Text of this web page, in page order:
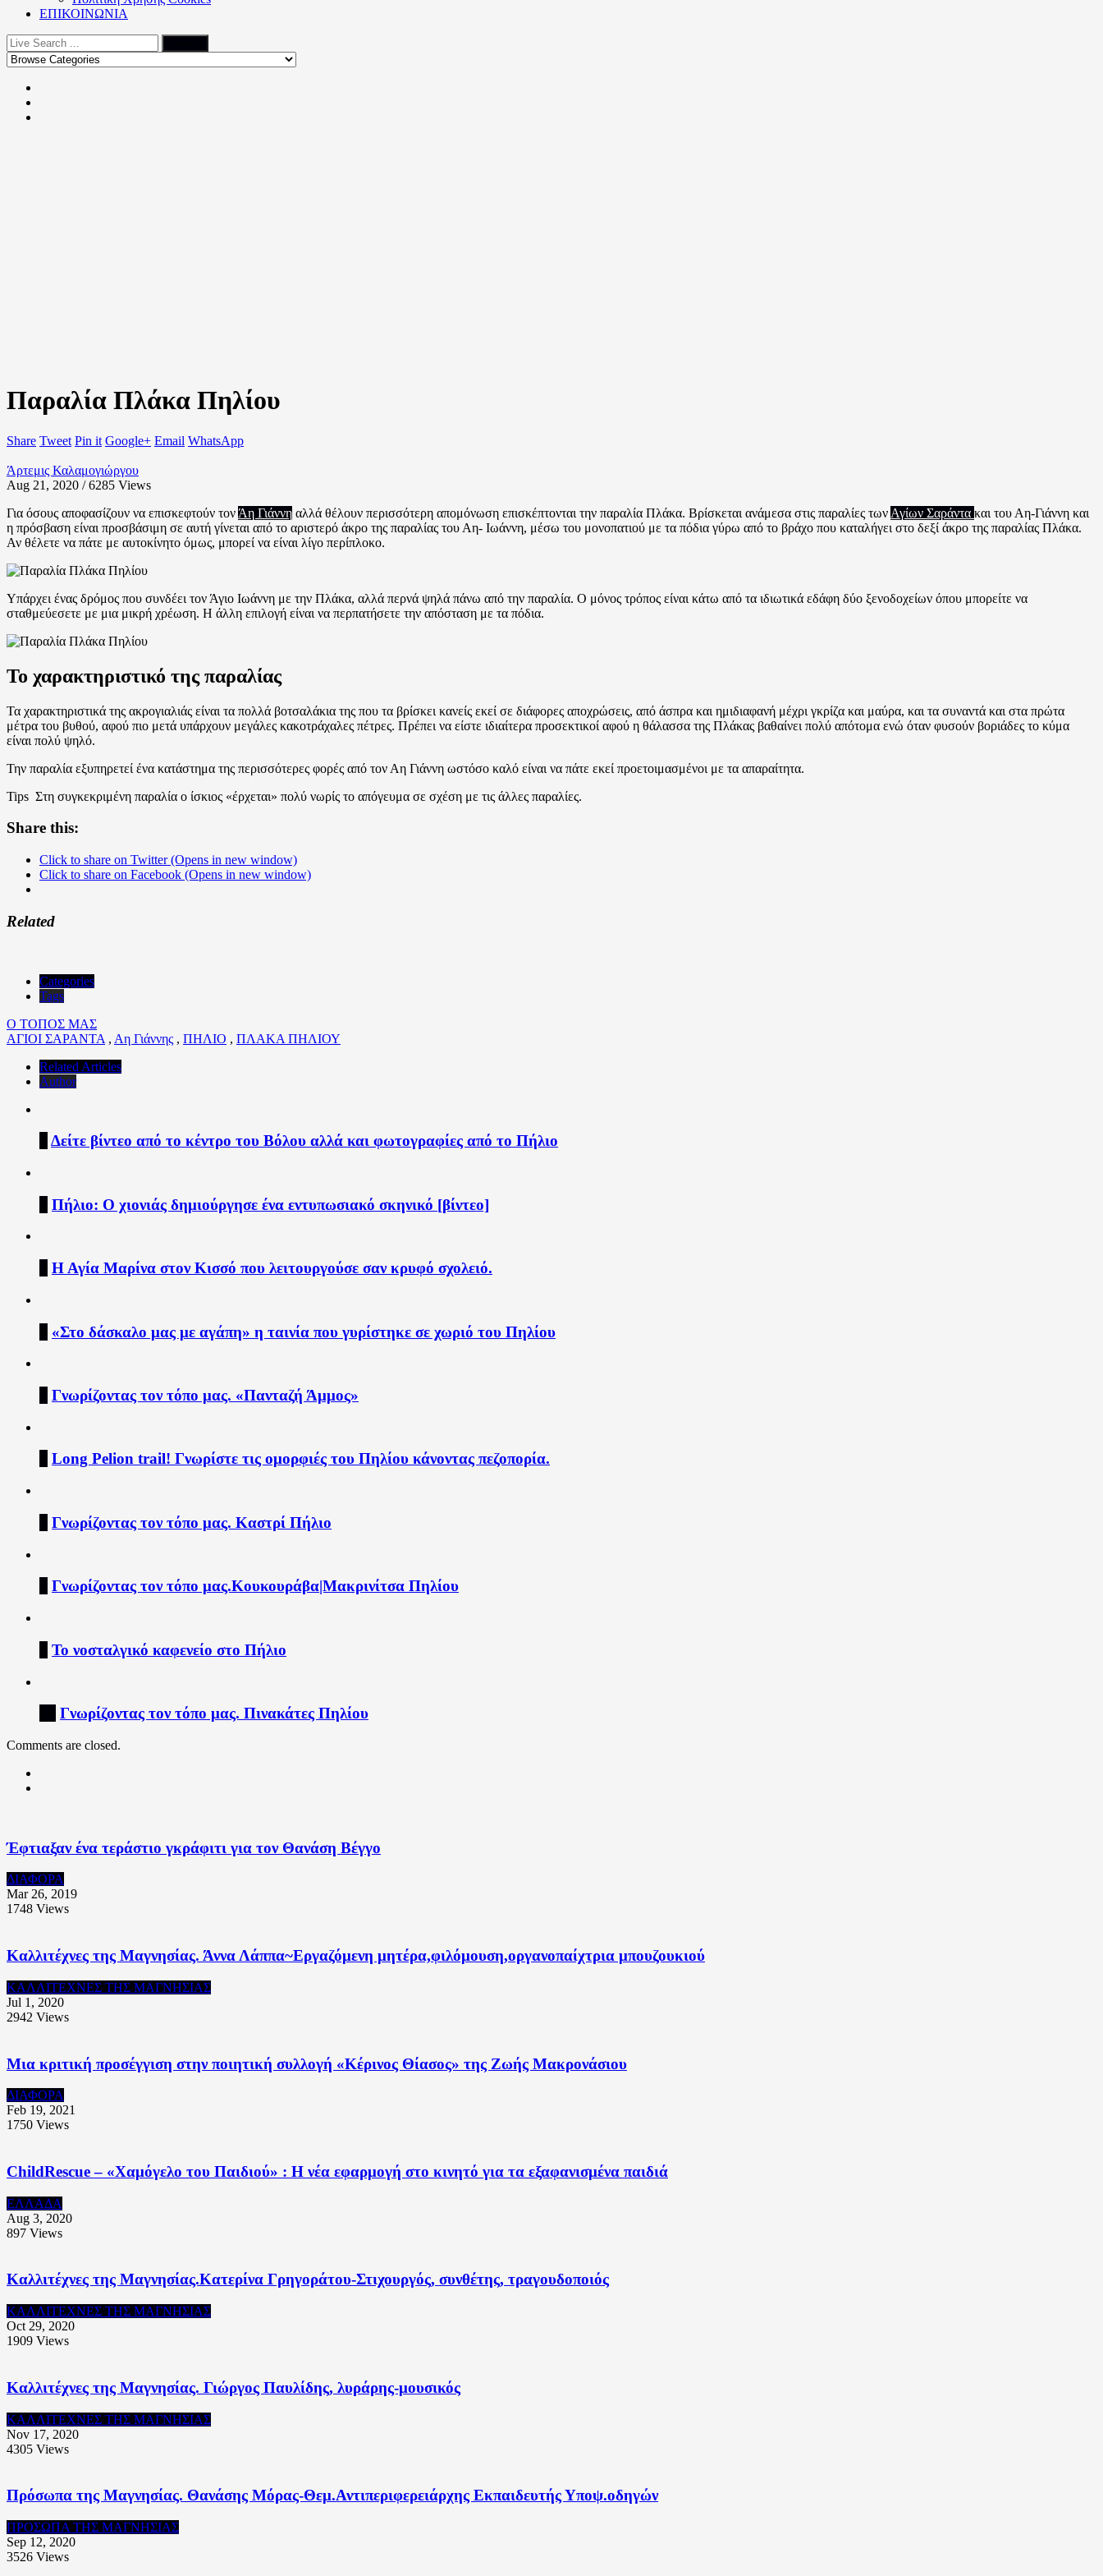
ΕΠΙΚΟΙΝΩΝΙΑ
Παραλία Πλάκα Πηλίου
Share Tweet Pin it Google+ Email WhatsApp
Άρτεμις Καλαμογιώργου
Aug 21, 2020 / 6285 Views
Για όσους αποφασίζουν να επισκεφτούν τον Άη Γιάννη αλλά θέλουν περισσότερη απομόνωση επισκέπτονται την παραλία Πλάκα. Βρίσκεται ανάμεσα στις παραλίες των Αγίων Σαράντα και του Αη-Γιάννη και
η πρόσβαση είναι προσβάσιμη σε αυτή γίνεται από το αριστερό άκρο της παραλίας του Αη- Ιωάννη, μέσω του μονοπατιού με τα πόδια γύρω από το βράχο που καταλήγει στο δεξί άκρο της παραλίας Πλάκα.
Αν θέλετε να πάτε με αυτοκίνητο όμως, μπορεί να είναι λίγο περίπλοκο.
Υπάρχει ένας δρόμος που συνδέει τον Άγιο Ιωάννη με την Πλάκα, αλλά περνά ψηλά πάνω από την παραλία. Ο μόνος τρόπος είναι κάτω από τα ιδιωτικά εδάφη δύο ξενοδοχείων όπου μπορείτε να
σταθμεύεσετε με μια μικρή χρέωση. Η άλλη επιλογή είναι να περπατήσετε την απόσταση με τα πόδια.
Το χαρακτηριστικό της παραλίας
Τα χαρακτηριστικά της ακρογιαλιάς είναι τα πολλά βοτσαλάκια της που τα βρίσκει κανείς εκεί σε διάφορες αποχρώσεις, από άσπρα και ημιδιαφανή μέχρι γκρίζα και μαύρα, και τα συναντά και στα πρώτα
μέτρα του βυθού, αφού πιο μετά υπάρχουν μεγάλες κακοτράχαλες πέτρες. Πρέπει να είστε ιδιαίτερα προσεκτικοί αφού η θάλασσα της Πλάκας βαθαίνει πολύ απότομα ενώ όταν φυσούν βοριάδες το κύμα
είναι πολύ ψηλό.
Την παραλία εξυπηρετεί ένα κατάστημα της περισσότερες φορές από τον Αη Γιάννη ωστόσο καλό είναι να πάτε εκεί προετοιμασμένοι με τα απαραίτητα.
Tips Στη συγκεκριμένη παραλία ο ίσκιος «έρχεται» πολύ νωρίς το απόγευμα σε σχέση με τις άλλες παραλίες.
Share this:
Click to share on Twitter (Opens in new window)
Click to share on Facebook (Opens in new window)
Related
Categories
Tags
Ο ΤΟΠΟΣ ΜΑΣ
ΑΓΙΟΙ ΣΑΡΑΝΤΑ , Αη Γιάννης , ΠΗΛΙΟ , ΠΛΑΚΑ ΠΗΛΙΟΥ
Related Articles
Author
Δείτε βίντεο από το κέντρο του Βόλου αλλά και φωτογραφίες από το Πήλιο
Πήλιο: Ο χιονιάς δημιούργησε ένα εντυπωσιακό σκηνικό [βίντεο]
Η Αγία Μαρίνα στον Κισσό που λειτουργούσε σαν κρυφό σχολειό.
«Στο δάσκαλο μας με αγάπη» η ταινία που γυρίστηκε σε χωριό του Πηλίου
Γνωρίζοντας τον τόπο μας. «Πανταζή Άμμος»
Long Pelion trail! Γνωρίστε τις ομορφιές του Πηλίου κάνοντας πεζοπορία.
Γνωρίζοντας τον τόπο μας. Καστρί Πήλιο
Γνωρίζοντας τον τόπο μας.Κουκουράβα|Μακρινίτσα Πηλίου
Το νοσταλγικό καφενείο στο Πήλιο
Γνωρίζοντας τον τόπο μας. Πινακάτες Πηλίου
Comments are closed.
Έφτιαξαν ένα τεράστιο γκράφιτι για τον Θανάση Βέγγο
ΔΙΑΦΟΡΑ
Mar 26, 2019
1748 Views
Καλλιτέχνες της Μαγνησίας. Άννα Λάππα~Εργαζόμενη μητέρα,φιλόμουση,οργανοπαίχτρια μπουζουκιού
ΚΑΛΛΙΤΕΧΝΕΣ ΤΗΣ ΜΑΓΝΗΣΙΑΣ
Jul 1, 2020
2942 Views
Μια κριτική προσέγγιση στην ποιητική συλλογή «Κέρινος Θίασος» της Ζωής Μακρονάσιου
ΔΙΑΦΟΡΑ
Feb 19, 2021
1750 Views
ChildRescue – «Χαμόγελο του Παιδιού» : Η νέα εφαρμογή στο κινητό για τα εξαφανισμένα παιδιά
ΕΛΛΑΔΑ
Aug 3, 2020
897 Views
Καλλιτέχνες της Μαγνησίας.Κατερίνα Γρηγοράτου-Στιχουργός, συνθέτης, τραγουδοποιός
ΚΑΛΛΙΤΕΧΝΕΣ ΤΗΣ ΜΑΓΝΗΣΙΑΣ
Oct 29, 2020
1909 Views
Καλλιτέχνες της Μαγνησίας. Γιώργος Παυλίδης, λυράρης-μουσικός
ΚΑΛΛΙΤΕΧΝΕΣ ΤΗΣ ΜΑΓΝΗΣΙΑΣ
Nov 17, 2020
4305 Views
Πρόσωπα της Μαγνησίας. Θανάσης Μόρας-Θεμ.Αντιπεριφερειάρχης Εκπαιδευτής Υποψ.οδηγών
ΠΡΟΣΩΠΑ ΤΗΣ ΜΑΓΝΗΣΙΑΣ
Sep 12, 2020
3526 Views